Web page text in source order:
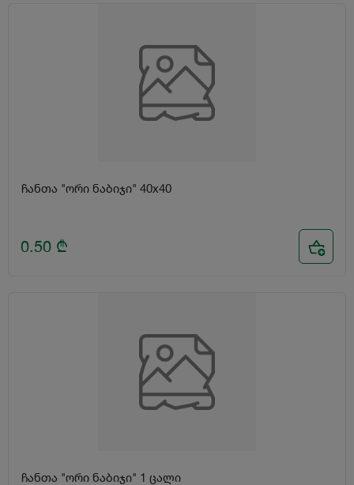
ჩანთა "ორი ნაბიჯი" 40x40
0.50 ₾
ჩანთა "ორი ნაბიჯი" 1 ცალი